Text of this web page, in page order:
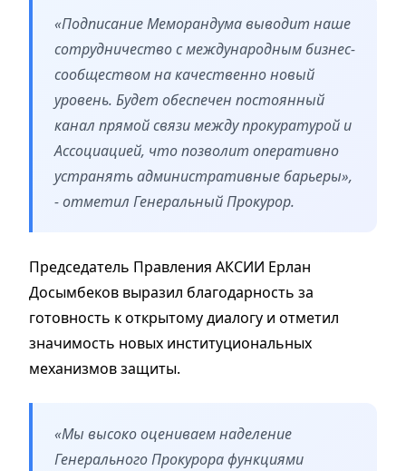
«Подписание Меморандума выводит наше
сотрудничество с международным бизнес-
сообществом на качественно новый
уровень. Будет обеспечен постоянный
канал прямой связи между прокуратурой и
Ассоциацией, что позволит оперативно
устранять административные барьеры»,
- отметил Генеральный Прокурор.
Председатель Правления АКСИИ Ерлан
Досымбеков выразил благодарность за
готовность к открытому диалогу и отметил
значимость новых институциональных
механизмов защиты.
«Мы высоко оцениваем наделение
Генерального Прокурора функциями